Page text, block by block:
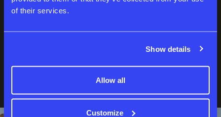
of their services.
Show details
Allow all
Customize
لست عضوا بعد؟ إنشاء حساب